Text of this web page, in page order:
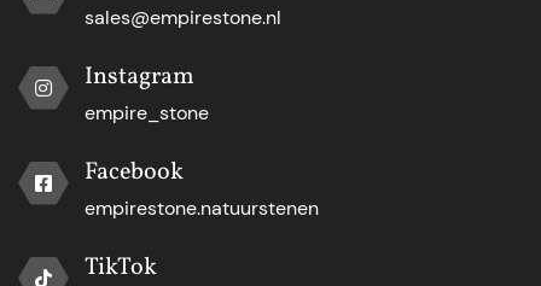
sales@empirestone.nl
Instagram
empire_stone
Facebook
empirestone.natuurstenen
TikTok